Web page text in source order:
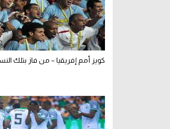
كويز أمم إفريقيا – من فاز بتلك